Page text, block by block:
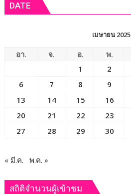
DATE
เมษายน 2025
อา. จ. อ. พ.
1
2
6
7 8 9
13
14 15 16
20
21 22 23
27
28 29 30
« มี.ค. พ.ค. »
สถิติจำนวนผู้เข้าชม